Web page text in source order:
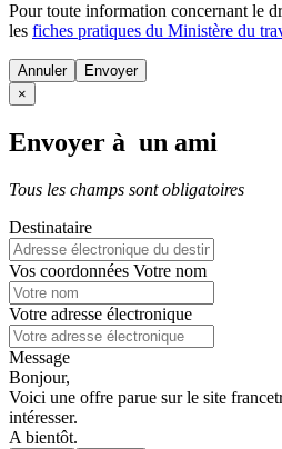
Pour toute information concernant le
les fiches pratiques du Ministère du
Annuler
×
Envoyer à un ami
Tous les champs sont obligatoires
Destinataire
Vos coordonnées Votre nom
Votre adresse électronique
Message
Bonjour,
Voici une offre parue sur le site
intéresser.
A bientôt.